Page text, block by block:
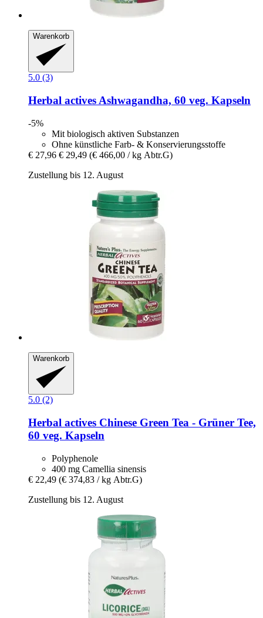
Warenkorb
5.0 (3)
Herbal actives Ashwagandha, 60 veg. Kapseln
-5%
Mit biologisch aktiven Substanzen
Ohne künstliche Farb- & Konservierungsstoffe
€ 27,96 € 29,49 (€ 466,00 / kg Abtr.G)
Zustellung bis 12. August
Warenkorb
5.0 (2)
Herbal actives Chinese Green Tea -​ Grüner Tee,
60 veg. Kapseln
Polyphenole
400 mg Camellia sinensis
€ 22,49 (€ 374,83 / kg Abtr.G)
Zustellung bis 12. August